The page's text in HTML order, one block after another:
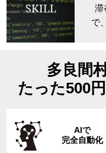
SKILL
滞
で
多良間
たった500
AIで
完全自動化